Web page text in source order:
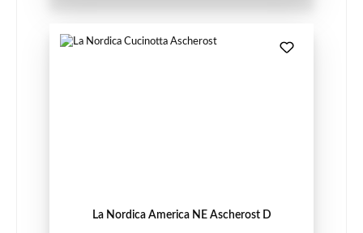
La Nordica America NE Ascherost D